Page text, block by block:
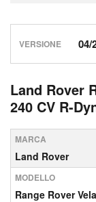
VERSIONE
Land Rover
240 CV R-
MARCA
Land Rover
MODELLO
Range Rover